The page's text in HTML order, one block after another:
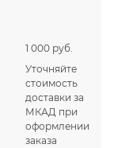
1 000 руб.
Уточняйте
стоимость
доставки за
МКАД при
оформлении
заказа